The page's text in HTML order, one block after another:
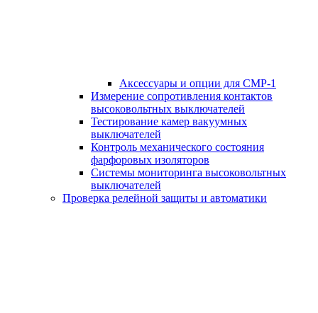
Аксессуары и опции для СМР-1
Измерение сопротивления контактов
высоковольтных выключателей
Тестирование камер вакуумных
выключателей
Контроль механического состояния
фарфоровых изоляторов
Системы мониторинга высоковольтных
выключателей
Проверка релейной защиты и автоматики